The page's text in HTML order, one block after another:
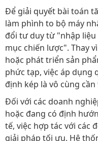
Để giải quyết bài toán
làm phình to bộ máy
đổi tư duy từ "nhập
mục chiến lược". Thay
hoặc phát triển sản
phức tạp, việc áp dụng
định kép là vô cùng
Đối với các doanh
hoặc đang có định
tế, việc hợp tác với các
giải pháp tối ưu. Hệ